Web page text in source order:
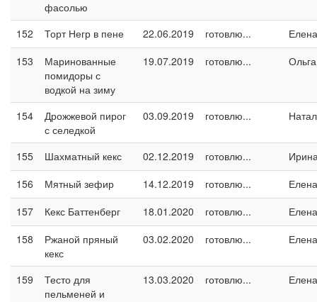
фасолью
152
Торт Негр в пене 22.06.2019 готовлю...
153
Маринованные
помидоры с
водкой на зиму
19.07.2019 готовлю... Ольга
154
Дрожжевой пирог
с селедкой
03.09.2019 готовлю...
155 Шахматный кекс 02.12.2019 готовлю...
156
Мятный зефир 14.12.2019 готовлю...
157
Кекс Баттенберг 18.01.2020 готовлю...
158
Ржаной пряный
кекс
03.02.2020 готовлю...
159
Тесто для
пельменей и
13.03.2020 готовлю...